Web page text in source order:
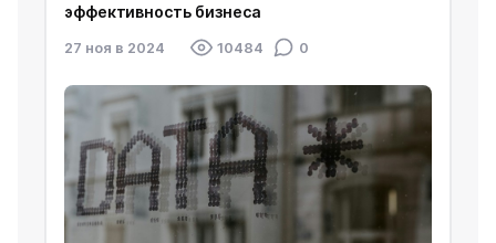
эффективность бизнеса
27 ноя в 2024 10484 0